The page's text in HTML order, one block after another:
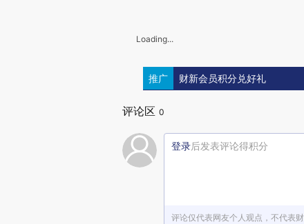
Loading...
推广 财新会员积分兑好礼
评论区 0
登录后发表评论得积分
评论仅代表网友个人观点，不代表